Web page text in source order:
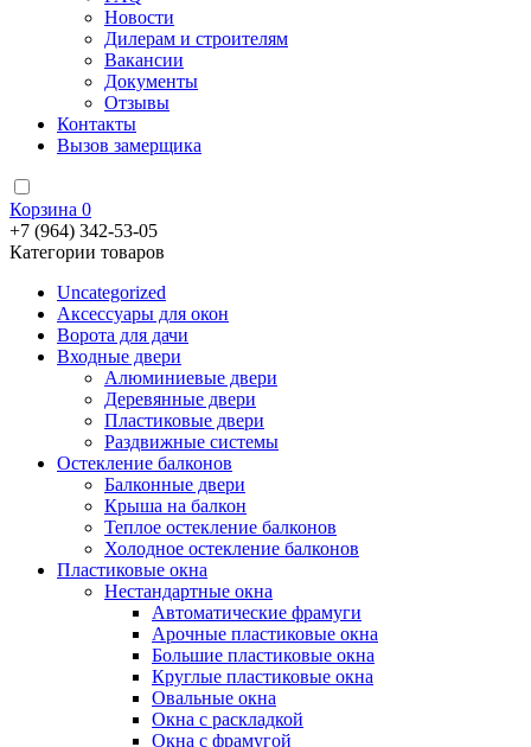
Новости
Дилерам и строителям
Вакансии
Документы
Отзывы
Контакты
Вызов замерщика
Корзина 0
+7 (964) 342-53-05
Категории товаров
Uncategorized
Аксессуары для окон
Ворота для дачи
Входные двери
Алюминиевые двери
Деревянные двери
Пластиковые двери
Раздвижные системы
Остекление балконов
Балконные двери
Крыша на балкон
Теплое остекление балконов
Холодное остекление балконов
Пластиковые окна
Нестандартные окна
Автоматические фрамуги
Арочные пластиковые окна
Большие пластиковые окна
Круглые пластиковые окна
Овальные окна
Окна с раскладкой
Окна с фрамугой